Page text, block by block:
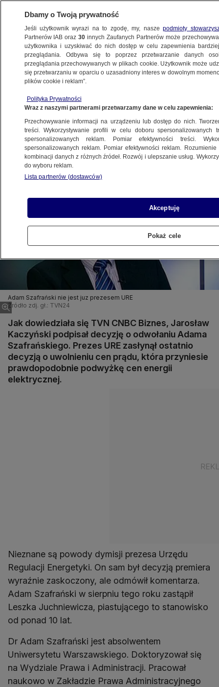
BIZNES
NAJNOWSZE
"wolny"...
9.11.2007, 22:29Aktualizacja: 9.11.2007, 22:48
Udostępnij
Adam Szafrański nie jest juz prezesem URE
Źródło zdj. gł.: TVN24
Jak dowiedziała się TVN CNBC Biznes, Jarosław
Kaczyński podpisał decyzję o odwołaniu Adama
Szafrańskiego. Prezes URE zasłynął ostatnio
decyzją o uwolnieniu cen prądu, która przyniesie
prawdopodobnie podwyżkę cen energii
elektrycznej.
Nieznane są powody dymisji prezesa Urzędu
Regulacji Energetyki. On sam był decyzją premiera
wyraźnie zaskoczony, ale odmówił komentarza.
Adam Szafrański w sierpniu tego roku zastąpił
Leszka Juchniewicza, piastującego to stanowisko
od ponad 10 lat.
Dr Adam Szafrański jest absolwentem
Uniwersytetu Warszawskiego. Doktoryzował się
na Wydziale Prawa i Administracji. Pracował
naukowo w Zakładzie Prawa Administracyjnego
Dbamy o Twoją prywatność
Jeśli użytkownik wyrazi na to zgodę, my, naszepodmioty
Partnerów IAB oraz30 innych Zaufanych Partnerów może
użytkownika i uzyskiwać do nich dostęp w celu zapewnienia
przeglądania. Odbywa się to poprzez przetwarzanie danych
przeglądania przechowywanych w plikach cookie. Użytkownik może
się przetwarzaniu w oparciu o uzasadniony interes w dowolnym
plików cookie i reklam”.
Polityka Prywatności
Wraz z naszymi partnerami przetwarzamy dane w celu zapewnienia:
Przechowywanie informacji na urządzeniu lub dostęp do nich.
treści. Wykorzystywanie profili w celu doboru spersonalizowanych
spersonalizowanych reklam. Pomiar efektywności treści.
spersonalizowanych reklam. Pomiar efektywności reklam.
kombinacji danych z różnych źródeł. Rozwój i ulepszanie usług.
do wyboru reklam.
Lista partnerów (dostawców)
Akceptuję
Pokaż cele